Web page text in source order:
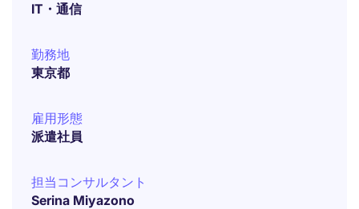
IT・通信
勤務地
東京都
雇用形態
派遣社員
担当コンサルタント
Serina Miyazono